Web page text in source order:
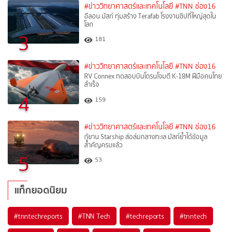
3
#ข่าววิทยาศาสตร์และเทคโนโลยี #TNN ช่อง16
อีลอน มัสก์ ทุ่มสร้าง Terafab โรงงานชิปที่ใหญ่สุดใน
โลก
181
4
#ข่าววิทยาศาสตร์และเทคโนโลยี #TNN ช่อง16
RV Connex ทดสอบบินโดรนโจมตี K-18M ฝีมือคนไทย
สำเร็จ
159
5
#ข่าววิทยาศาสตร์และเทคโนโลยี #TNN ช่อง16
กู้ยาน Starship ส่อล่มกลางทะเล มัสก์ย้ำได้ข้อมูล
สำคัญครบแล้ว
53
แท็กยอดนิยม
#tnntechreports #TNN Tech #techreports #tnntech